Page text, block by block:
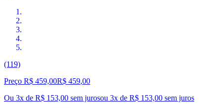
(119)
Preço R$ 459,00R$ 459,00
Ou 3x de R$ 153,00 sem jurosou 3x de R$ 153,00 sem juros